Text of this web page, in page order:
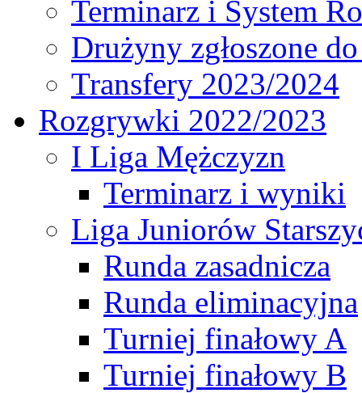
Terminarz i System
Drużyny zgłoszone
Transfery 2023/2024
Rozgrywki 2022/2023
I Liga Mężczyzn
Terminarz i wyniki
Liga Juniorów
Runda zasadnicza
Runda eliminacyjna
Turniej finałowy A
Turniej finałowy B